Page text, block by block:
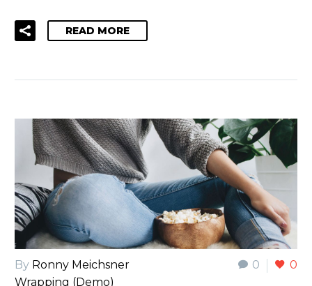
READ MORE
0 0
By Ronny Meichsner
Wrapping (Demo)